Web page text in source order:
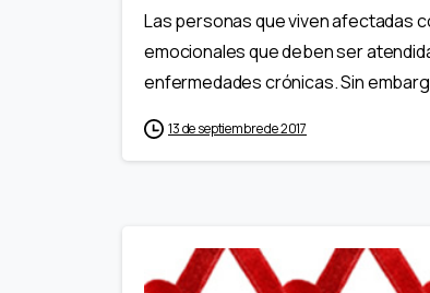
Las personas que viven afectadas
emocionales que deben ser
enfermedades crónicas. Sin
13 de septiembre de 2017